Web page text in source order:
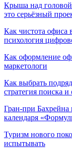
Крыша над
это серьёзный
Как чистота офиса
психология
Как оформление
маркетологи
Как выбрать
стратегия поиска и
Гран-при Бахрейна
календаря
Туризм нового
испытывать